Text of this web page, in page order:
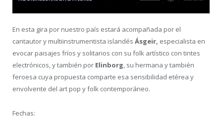
En esta gira por nuestro país estará acompañada por el
cantautor y multiinstrumentista islandés Ásgeir, especialista en
evocar paisajes fríos y solitarios con su folk artístico con tintes
electrónicos, y también por Elinborg, su hermana y también
feroesa cuya propuesta comparte esa sensibilidad etérea y
envolvente del art pop y folk contemporáneo.
Fechas: